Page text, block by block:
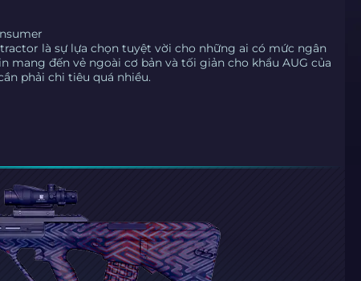
là sự lựa chọn tuyệt vời cho những ai có mức ngân
mang đến vẻ ngoài cơ bản và tối giản cho khẩu AUG của
phải chi tiêu quá nhiều.